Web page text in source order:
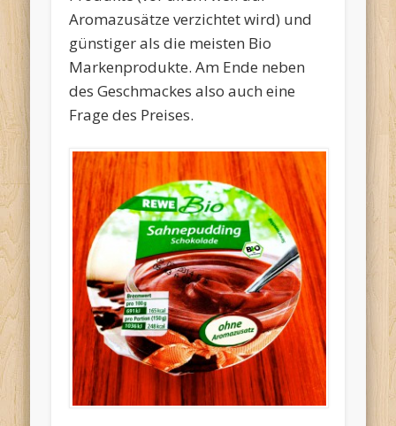
Aromazusätze verzichtet wird) und
günstiger als die meisten Bio
Markenprodukte. Am Ende neben
des Geschmackes also auch eine
Frage des Preises.